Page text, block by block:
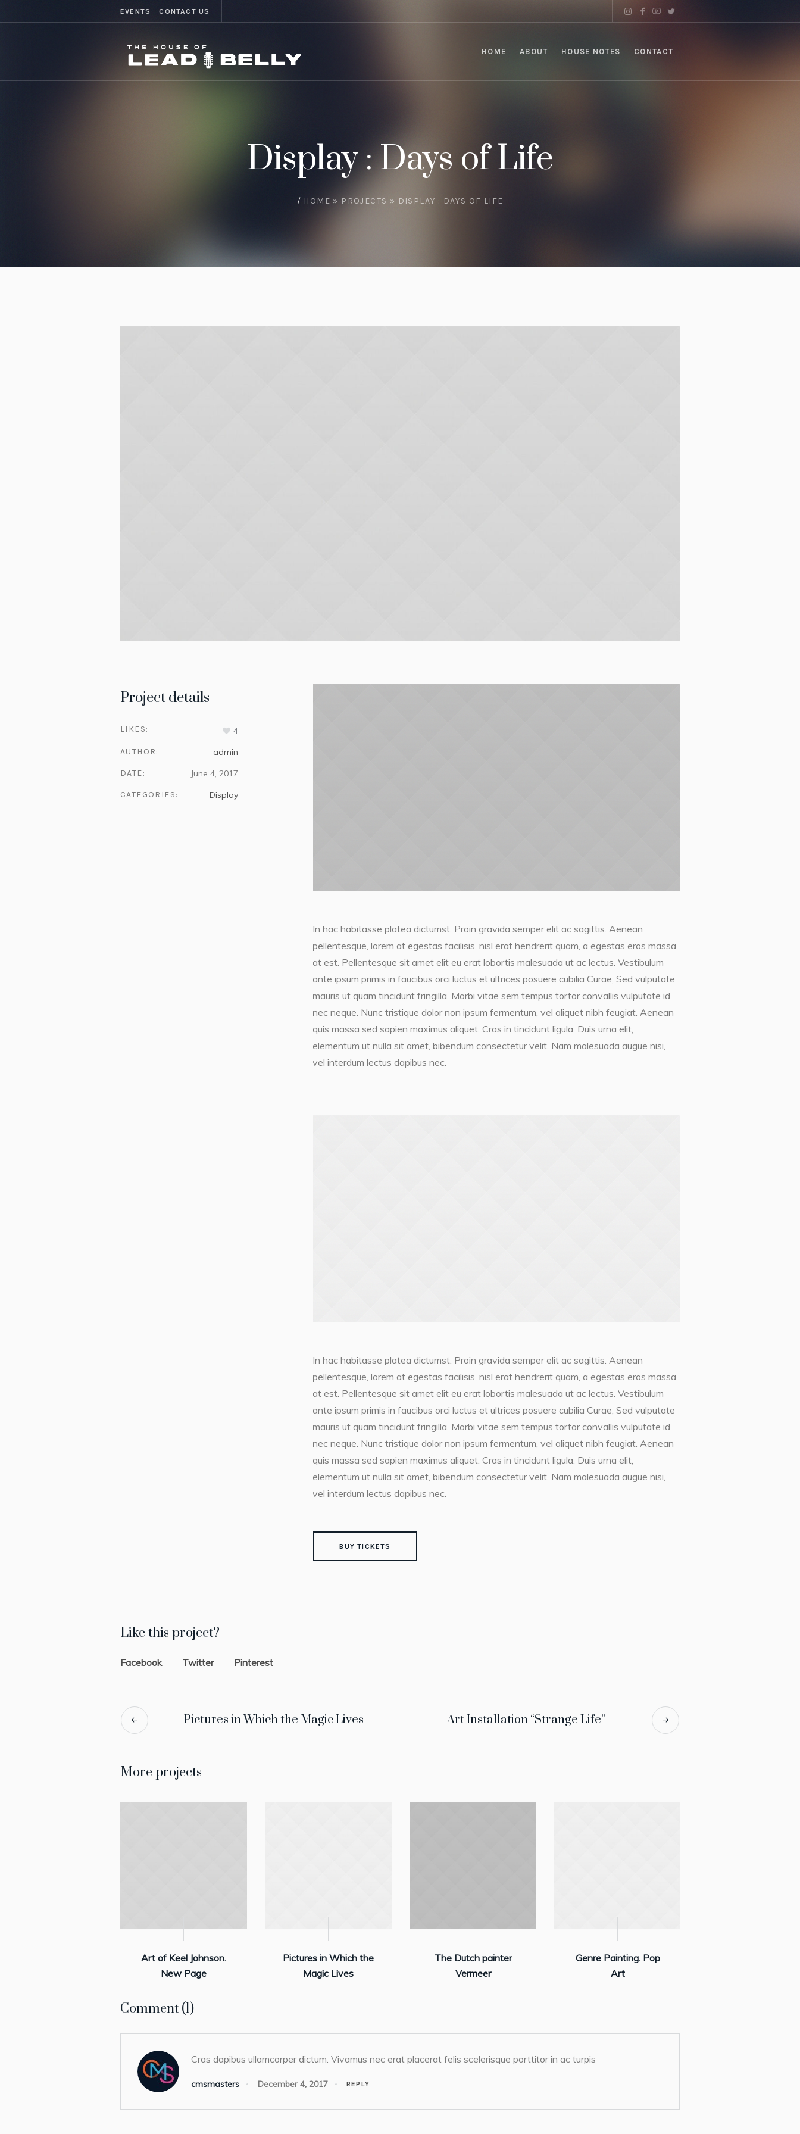
EVENTS CONTACT US
HOME ABOUT HOUSE NOTES CONTACT
Display : Days of Life
/ HOME » PROJECTS » DISPLAY : DAYS OF LIFE
Project details
LIKES: 4
AUTHOR: admin
DATE: June 4, 2017
CATEGORIES: Display
In hac habitasse platea dictumst. Proin gravida semper elit ac sagittis. Aenean
pellentesque, lorem at egestas facilisis, nisl erat hendrerit quam, a egestas eros massa
at est. Pellentesque sit amet elit eu erat lobortis malesuada ut ac lectus. Vestibulum
ante ipsum primis in faucibus orci luctus et ultrices posuere cubilia Curae; Sed vulputate
mauris ut quam tincidunt fringilla. Morbi vitae sem tempus tortor convallis vulputate id
nec neque. Nunc tristique dolor non ipsum fermentum, vel aliquet nibh feugiat. Aenean
quis massa sed sapien maximus aliquet. Cras in tincidunt ligula. Duis urna elit,
elementum ut nulla sit amet, bibendum consectetur velit. Nam malesuada augue nisi,
vel interdum lectus dapibus nec.
In hac habitasse platea dictumst. Proin gravida semper elit ac sagittis. Aenean
pellentesque, lorem at egestas facilisis, nisl erat hendrerit quam, a egestas eros massa
at est. Pellentesque sit amet elit eu erat lobortis malesuada ut ac lectus. Vestibulum
ante ipsum primis in faucibus orci luctus et ultrices posuere cubilia Curae; Sed vulputate
mauris ut quam tincidunt fringilla. Morbi vitae sem tempus tortor convallis vulputate id
nec neque. Nunc tristique dolor non ipsum fermentum, vel aliquet nibh feugiat. Aenean
quis massa sed sapien maximus aliquet. Cras in tincidunt ligula. Duis urna elit,
elementum ut nulla sit amet, bibendum consectetur velit. Nam malesuada augue nisi,
vel interdum lectus dapibus nec.
BUY TICKETS
Like this project?
Facebook Twitter Pinterest
Pictures in Which the Magic Lives Art Installation “Strange Life”
More projects
Art of Keel Johnson.
New Page
Pictures in Which the
Magic Lives
The Dutch painter
Vermeer
Genre Painting. Pop
Art
Comment (1)
Cras dapibus ullamcorper dictum. Vivamus nec erat placerat felis scelerisque porttitor in ac turpis
cmsmasters December 4, 2017 REPLY